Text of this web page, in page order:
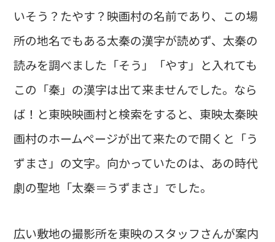
いそう？たやす？映画村の名前であり、この場
所の地名でもある太秦の漢字が読めず、太秦の
読みを調べました「そう」「やす」と入れても
この「秦」の漢字は出て来ませんでした。なら
ば！と東映映画村と検索をすると、東映太秦映
画村のホームページが出て来たので開くと「う
ずまさ」の文字。向かっていたのは、あの時代
劇の聖地「太秦＝うずまさ」でした。
広い敷地の撮影所を東映のスタッフさんが案内